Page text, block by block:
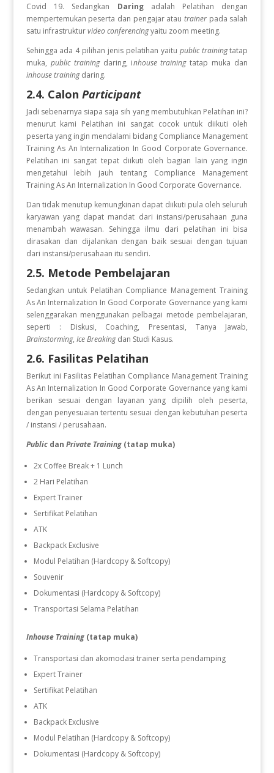
Covid 19. Sedangkan Daring adalah Pelatihan dengan
mempertemukan peserta dan pengajar atautrainer pada salah
satu infrastrukturvideo conferencingyaitu zoom meeting.
Sehingga ada 4 pilihan jenis pelatihan yaitu public trainingtatap
muka, public trainingdaring, inhouse trainingtatap muka dan
inhouse trainingdaring.
2.4. Calon Participant
Jadi sebenarnya siapa saja sih yang membutuhkan Pelatihan ini?
menurut kami Pelatihan ini sangat cocok untuk diikuti oleh
peserta yang ingin mendalami bidang Compliance Management
Training As An Internalization In Good Corporate Governance.
Pelatihan ini sangat tepat diikuti oleh bagian lain yang ingin
mengetahui lebih jauh tentang Compliance Management
Training As An Internalization In Good Corporate Governance.
Dan tidak menutup kemungkinan dapat diikuti pula oleh seluruh
karyawan yang dapat mandat dari instansi/perusahaan guna
menambah wawasan. Sehingga ilmu dari pelatihan ini bisa
dirasakan dan dijalankan dengan baik sesuai dengan tujuan
dari instansi/perusahaan itu sendiri.
2.5. Metode Pembelajaran
Sedangkan untuk Pelatihan Compliance Management Training
As An Internalization In Good Corporate Governance yang kami
selenggarakan menggunakan pelbagai metode pembelajaran,
seperti : Diskusi, Coaching, Presentasi, Tanya Jawab,
Brainstorming, Ice Breakingdan Studi Kasus.
2.6. Fasilitas Pelatihan
Berikut ini Fasilitas Pelatihan Compliance Management Training
As An Internalization In Good Corporate Governance yang kami
berikan sesuai dengan layanan yang dipilih oleh peserta,
dengan penyesuaian tertentu sesuai dengan kebutuhan peserta
/ instansi / perusahaan.
Publicdan Private Training (tatap muka)
2x Coffee Break + 1 Lunch
2 Hari Pelatihan
Expert Trainer
Sertifikat Pelatihan
ATK
Backpack Exclusive
Modul Pelatihan (Hardcopy & Softcopy)
Souvenir
Dokumentasi (Hardcopy & Softcopy)
Transportasi Selama Pelatihan
Inhouse Training (tatap muka)
Transportasi dan akomodasi trainer serta pendamping
Expert Trainer
Sertifikat Pelatihan
ATK
Backpack Exclusive
Modul Pelatihan (Hardcopy & Softcopy)
Dokumentasi (Hardcopy & Softcopy)